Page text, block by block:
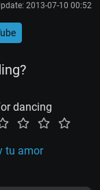
2013-07-10 00:52
dancing
tu amor